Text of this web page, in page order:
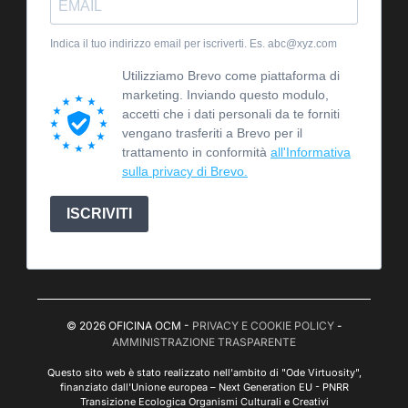
Indica il tuo indirizzo email per iscriverti. Es. abc@xyz.com
Utilizziamo Brevo come piattaforma di
marketing. Inviando questo modulo,
accetti che i dati personali da te forniti
vengano trasferiti a Brevo per il
trattamento in conformità all'Informativa
sulla privacy di Brevo.
ISCRIVITI
© 2026 OFICINA OCM - PRIVACY E COOKIE POLICY-
AMMINISTRAZIONE TRASPARENTE
Questo sito web è stato realizzato nell'ambito di "Ode Virtuosity",
finanziato dall'Unione europea – Next Generation EU - PNRR
Transizione Ecologica Organismi Culturali e Creativi